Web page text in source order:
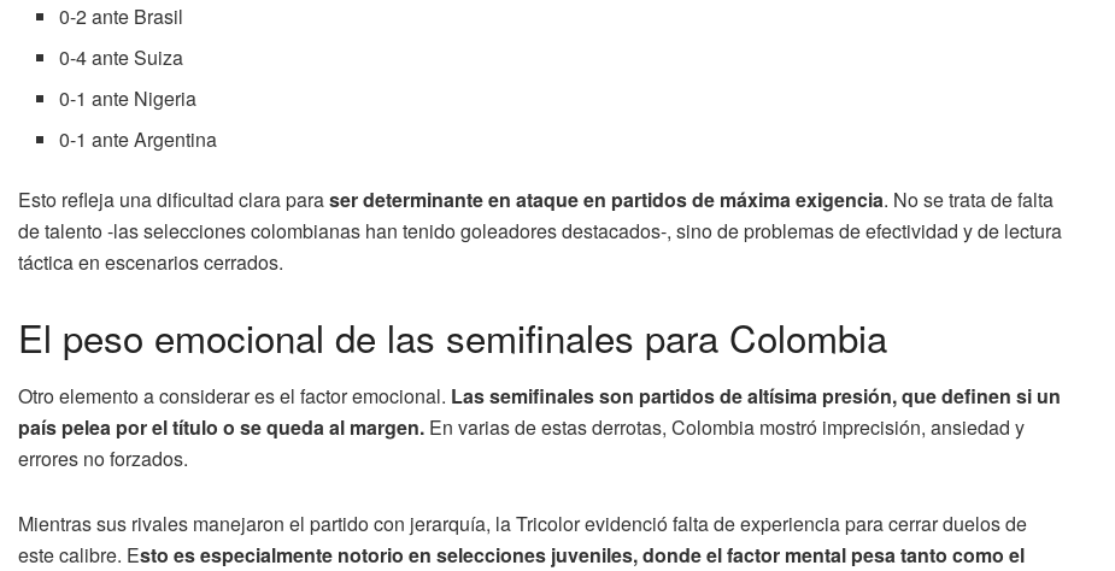
0-2 ante Brasil
0-4 ante Suiza
0-1 ante Nigeria
0-1 ante Argentina
Esto refleja una dificultad clara paraser determinante en ataque en partidos de máxima exigencia. No se trata de falta
de talento -las selecciones colombianas han tenido goleadores destacados-, sino de problemas de efectividad y de lectura
táctica en escenarios cerrados.
El peso emocional de las semifinales para Colombia
Otro elemento a considerar es el factor emocional. Las semifinales son partidos de altísima presión, que definen si un
país pelea por el título o se queda al margen. En varias de estas derrotas, Colombia mostró imprecisión, ansiedad y
errores no forzados.
Mientras sus rivales manejaron el partido con jerarquía, la Tricolor evidenció falta de experiencia para cerrar duelos de
este calibre. Esto es especialmente notorio en selecciones juveniles, donde el factor mental pesa tanto como el